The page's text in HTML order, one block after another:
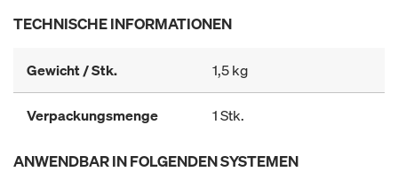
TECHNISCHE INFORMATIONEN
Gewicht / Stk. 1,5 kg
Verpackungsmenge 1 Stk.
ANWENDBAR IN FOLGENDEN SYSTEMEN